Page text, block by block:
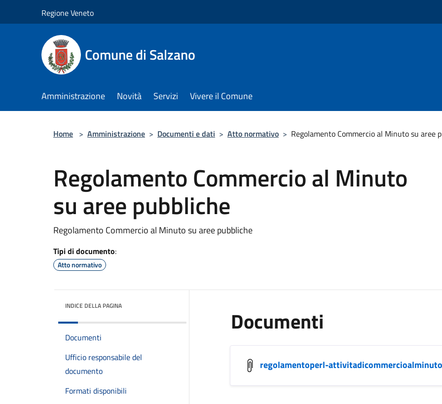
Regione Veneto
Comune di Salzano
Amministrazione Novità Servizi Vivere il Comune
Home > Amministrazione > Documenti e dati > Atto normativo > Regolamento Commercio al Minuto su aree
Regolamento Commercio al Minuto
su aree pubbliche
Regolamento Commercio al Minuto su aree pubbliche
Tipi di documento:
Atto normativo
INDICE DELLA PAGINA
Documenti
Ufficio responsabile del
documento
Formati disponibili
Documenti
regolamentoperl-